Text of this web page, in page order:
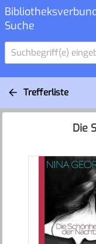
Suche
Suchbegriff(e)
Trefferliste
Die